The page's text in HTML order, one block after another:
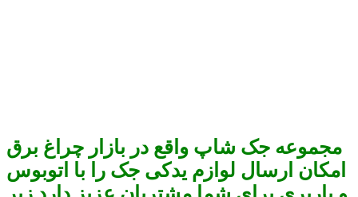
مجموعه جک شاپ واقع در بازار چراغ برق
امکان ارسال لوازم یدکی جک را با اتوبوس